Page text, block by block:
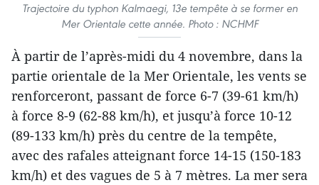
Trajectoire du typhon Kalmaegi, 13e tempête à se former en
Mer Orientale cette année. Photo : NCHMF
À partir de l’après-midi du 4 novembre, dans la
partie orientale de la Mer Orientale, les vents se
renforceront, passant de force 6-7 (39-61 km/h)
à force 8-9 (62-88 km/h), et jusqu’à force 10-12
(89-133 km/h) près du centre de la tempête,
avec des rafales atteignant force 14-15 (150-183
km/h) et des vagues de 5 à 7 mètres. La mer sera